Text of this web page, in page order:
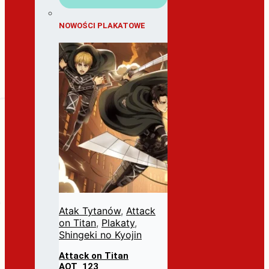
NOWOŚCI PLAKATOWE
Atak Tytanów, Attack
on Titan, Plakaty,
Shingeki no Kyojin
Attack on Titan
AOT_123